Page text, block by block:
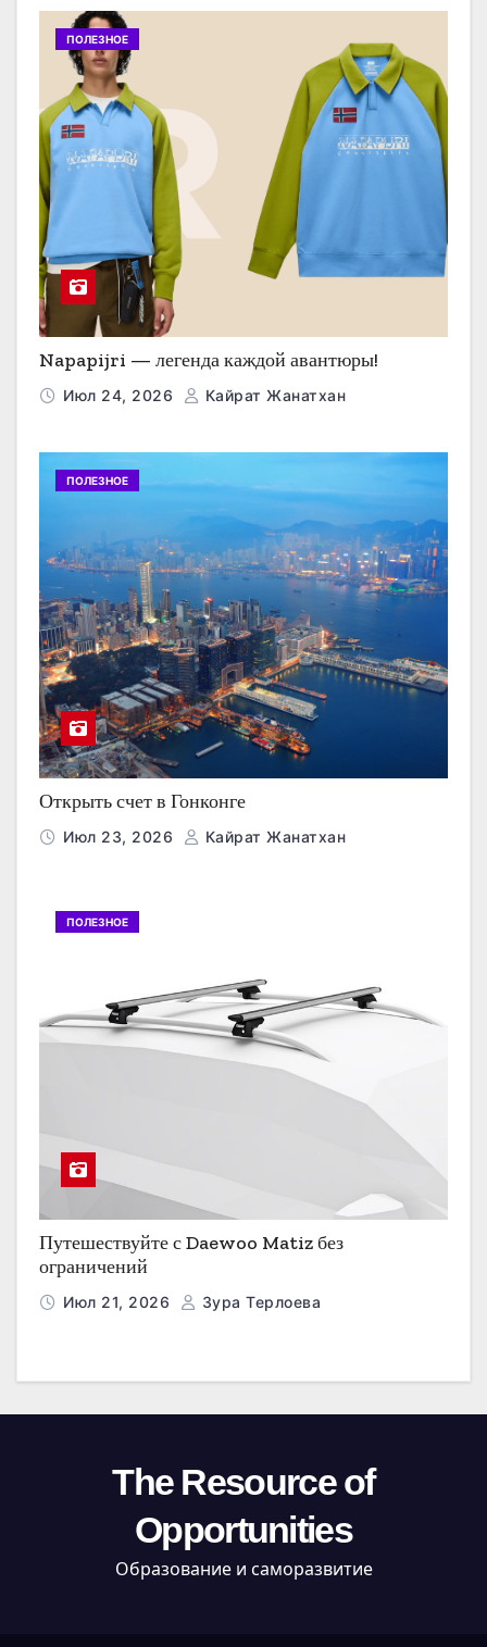
ПОЛЕЗНОЕ
Napapijri — легенда каждой авантюры!
Июл 24, 2026 Кайрат Жанатхан
ПОЛЕЗНОЕ
Открыть счет в Гонконге
Июл 23, 2026 Кайрат Жанатхан
ПОЛЕЗНОЕ
Путешествуйте с Daewoo Matiz без
ограничений
Июл 21, 2026 Зура Терлоева
The Resource of
Opportunities
Образование и саморазвитие